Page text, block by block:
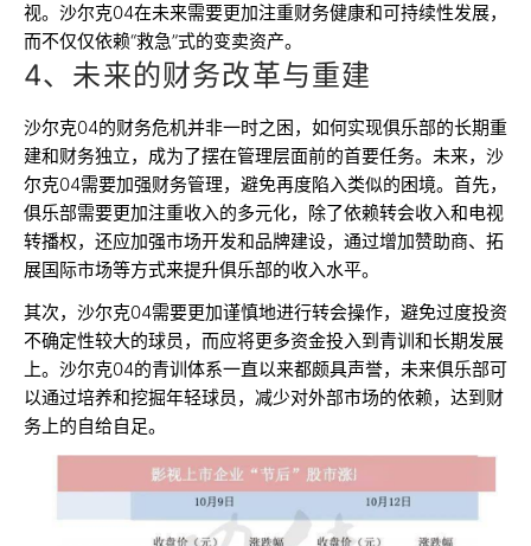
视。沙尔克04在未来需要更加注重财务健康和可持续性发展，
而不仅仅依赖“救急”式的变卖资产。
4、未来的财务改革与重建
沙尔克04的财务危机并非一时之困，如何实现俱乐部的长期重
建和财务独立，成为了摆在管理层面前的首要任务。未来，沙
尔克04需要加强财务管理，避免再度陷入类似的困境。首先，
俱乐部需要更加注重收入的多元化，除了依赖转会收入和电视
转播权，还应加强市场开发和品牌建设，通过增加赞助商、拓
展国际市场等方式来提升俱乐部的收入水平。
其次，沙尔克04需要更加谨慎地进行转会操作，避免过度投资
不确定性较大的球员，而应将更多资金投入到青训和长期发展
上。沙尔克04的青训体系一直以来都颇具声誉，未来俱乐部可
以通过培养和挖掘年轻球员，减少对外部市场的依赖，达到财
务上的自给自足。